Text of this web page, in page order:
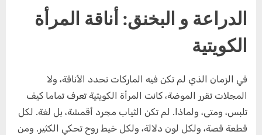
2025
البخنق:
أناقة
الدراعة و البخنق: أناقة المرأة
الكويتية
في الزمان الذي لم تكن فيه الماركات تحدد الأناقة، ولا
المجلات تقرر الموضة، كانت المرأة الكويتية تعرف تماما كيف
تلبس، ومتى، ولماذا. لم تكن الثياب مجرد أقمشة، بل لغة. لكل
قطعة قصة، ولكل لون دلالة، ولكل خيط روح تحكي الكثير. ومن